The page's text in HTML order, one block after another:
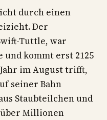
durch einen
Der
Tuttle, war
und kommt erst 2125
im August trifft,
seiner Bahn
Staubteilchen und
Millionen